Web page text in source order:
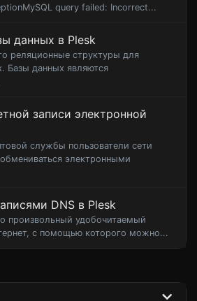
query failed: Incorrect...
данных в Plesk
реляционные структуры для
Базы данных являются
записи электронной
службы пользователи сети
электронными
DNS в Plesk
произвольный удобочитаемый
с помощью которого можно...